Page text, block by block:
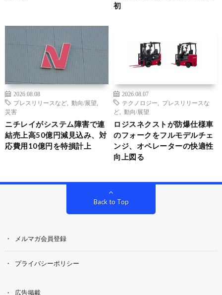
初
2026.08.08
プレスリリースなど
動向/展望
災害
ニチレイがシステム障害で連
結売上高50億円減見込み、対
応費用10億円を特損計上
2026.08.07
テクノロジー
プレスリリースな
ど
動向/展望
ロジスネクストが防爆仕様車
のフォークをフルモデルチェ
ンジ、オペレーターの快適性
向上図る
Back to Top
メルマガ会員登録
プライバシーポリシー
広告掲載